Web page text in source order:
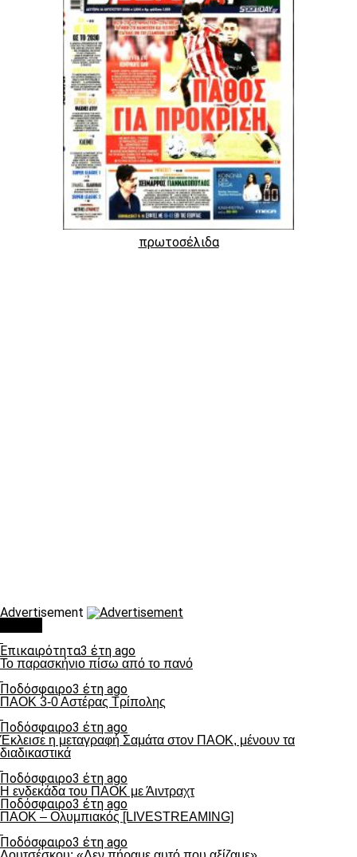
πρωτοσέλιδα
Advertisement
Επικαιρότητα3 έτη ago
Το παρασκήνιο πίσω από το πανό
Ποδόσφαιρο3 έτη ago
ΠΑΟΚ 3-0 Αστέρας Τρίπολης
Ποδόσφαιρο3 έτη ago
Έκλεισε η μεταγραφή Σαμάτα στον ΠΑΟΚ, μένουν τα
διαδικαστικά
Ποδόσφαιρο3 έτη ago
Η ενδεκάδα του ΠΑΟΚ με Άιντραχτ
Ποδόσφαιρο3 έτη ago
ΠΑΟΚ – Ολυμπιακός [LIVESTREAMING]
Ποδόσφαιρο3 έτη ago